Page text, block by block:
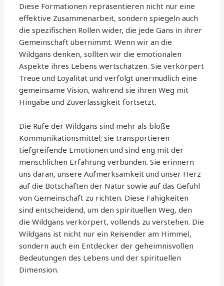
Diese Formationen repräsentieren nicht nur eine
effektive Zusammenarbeit, sondern spiegeln auch
die spezifischen Rollen wider, die jede Gans in ihrer
Gemeinschaft übernimmt. Wenn wir an die
Wildgans denken, sollten wir die emotionalen
Aspekte ihres Lebens wertschätzen. Sie verkörpert
Treue und Loyalität und verfolgt unermüdlich eine
gemeinsame Vision, während sie ihren Weg mit
Hingabe und Zuverlässigkeit fortsetzt.
Die Rufe der Wildgans sind mehr als bloße
Kommunikationsmittel; sie transportieren
tiefgreifende Emotionen und sind eng mit der
menschlichen Erfahrung verbunden. Sie erinnern
uns daran, unsere Aufmerksamkeit und unser Herz
auf die Botschaften der Natur sowie auf das Gefühl
von Gemeinschaft zu richten. Diese Fähigkeiten
sind entscheidend, um den spirituellen Weg, den
die Wildgans verkörpert, vollends zu verstehen. Die
Wildgans ist nicht nur ein Reisender am Himmel,
sondern auch ein Entdecker der geheimnisvollen
Bedeutungen des Lebens und der spirituellen
Dimension.